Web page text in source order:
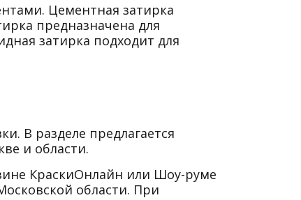
Цементная затирка
предназначена для
затирка подходит для
В разделе предлагается
и области.
КраскиОнлайн или Шоу-руме
области. При